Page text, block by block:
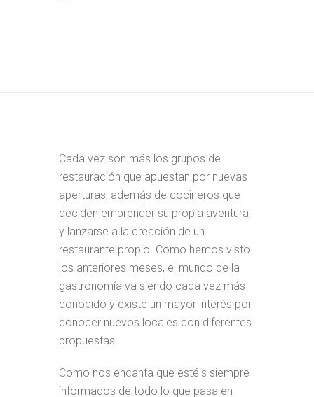
Cada vez son más los grupos de
restauración que apuestan por nuevas
aperturas, además de cocineros que
deciden emprender su propia aventura
y lanzarse a la creación de un
restaurante propio. Como hemos visto
los anteriores meses, el mundo de la
gastronomía va siendo cada vez más
conocido y existe un mayor interés por
conocer nuevos locales con diferentes
propuestas.
Como nos encanta que estéis siempre
informados de todo lo que pasa en